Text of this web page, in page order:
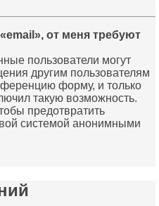
от меня требуют
пользователи могут
другим пользователям
форму, и только
такую возможность.
предотвратить
системой анонимными